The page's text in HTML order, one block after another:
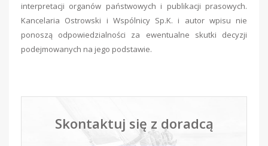
interpretacji organów państwowych i publikacji prasowych.
Kancelaria Ostrowski i Wspólnicy Sp.K. i autor wpisu nie
ponoszą odpowiedzialności za ewentualne skutki decyzji
podejmowanych na jego podstawie.
Skontaktuj się z doradcą